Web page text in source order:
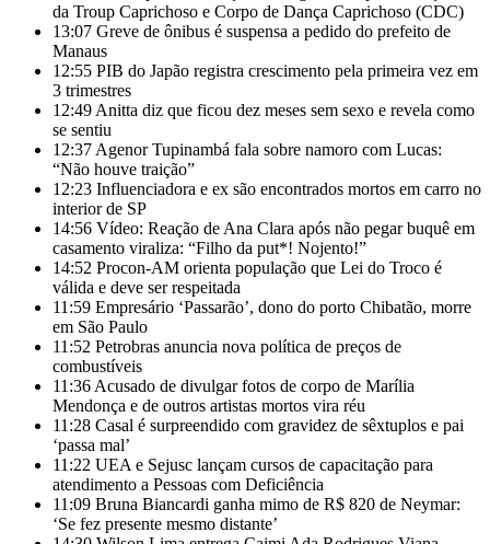
da Troup Caprichoso e Corpo de Dança Caprichoso (CDC)
13:07 Greve de ônibus é suspensa a pedido do prefeito de
Manaus
12:55 PIB do Japão registra crescimento pela primeira vez em
3 trimestres
12:49 Anitta diz que ficou dez meses sem sexo e revela como
se sentiu
12:37 Agenor Tupinambá fala sobre namoro com Lucas:
“Não houve traição”
12:23 Influenciadora e ex são encontrados mortos em carro no
interior de SP
14:56 Vídeo: Reação de Ana Clara após não pegar buquê em
casamento viraliza: “Filho da put*! Nojento!”
14:52 Procon-AM orienta população que Lei do Troco é
válida e deve ser respeitada
11:59 Empresário ‘Passarão’, dono do porto Chibatão, morre
em São Paulo
11:52 Petrobras anuncia nova política de preços de
combustíveis
11:36 Acusado de divulgar fotos de corpo de Marília
Mendonça e de outros artistas mortos vira réu
11:28 Casal é surpreendido com gravidez de sêxtuplos e pai
‘passa mal’
11:22 UEA e Sejusc lançam cursos de capacitação para
atendimento a Pessoas com Deficiência
11:09 Bruna Biancardi ganha mimo de R$ 820 de Neymar:
‘Se fez presente mesmo distante’